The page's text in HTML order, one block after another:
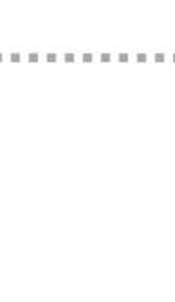
von über 4
der Bauphase.
eine sichere,